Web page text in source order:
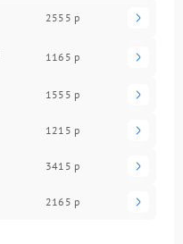
2555 р
1165 р
1555 р
1215 р
3415 р
2165 р